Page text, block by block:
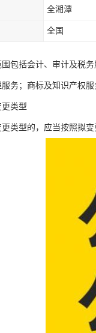
全湘潭
全国
包括会计、审计及税
服务；商标及知识产权
类型
更类型的，应当按照拟